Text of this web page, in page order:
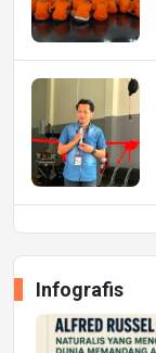
Infografis